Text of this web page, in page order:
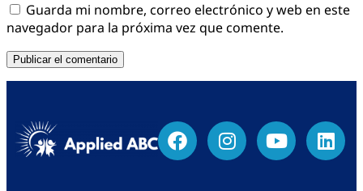
Guarda mi nombre, correo electrónico y web en este
navegador para la próxima vez que comente.